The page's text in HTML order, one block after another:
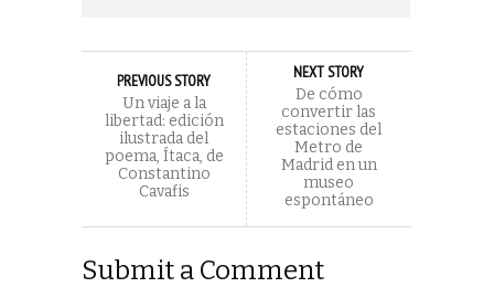
PREVIOUS STORY
Un viaje a la
libertad: edición
ilustrada del
poema, Ítaca, de
Constantino
Cavafis
NEXT STORY
De cómo
convertir las
estaciones del
Metro de
Madrid en un
museo
espontáneo
Submit a Comment